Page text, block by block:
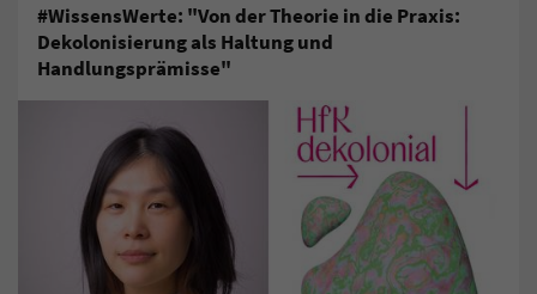
​#WissensWerte: "Von der Theorie in die Praxis:
Dekolonisierung als Haltung und
Handlungsprämisse"